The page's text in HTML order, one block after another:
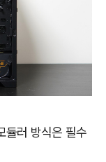
듈러 방식은 필수